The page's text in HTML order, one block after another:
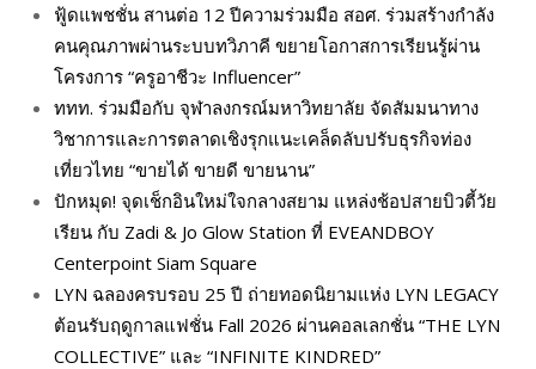
ฟู้ดแพชชั่น สานต่อ 12 ปีความร่วมมือ สอศ. ร่วมสร้างกำลัง
คนคุณภาพผ่านระบบทวิภาคี ขยายโอกาสการเรียนรู้ผ่าน
โครงการ “ครูอาชีวะ Influencer”
ททท. ร่วมมือกับ จุฬาลงกรณ์มหาวิทยาลัย จัดสัมมนาทาง
วิชาการและการตลาดเชิงรุกแนะเคล็ดลับปรับธุรกิจท่อง
เที่ยวไทย “ขายได้ ขายดี ขายนาน”
ปักหมุด! จุดเช็กอินใหม่ใจกลางสยาม แหล่งช้อปสายบิวตี้วัย
เรียน กับ Zadi & Jo Glow Station ที่ EVEANDBOY
Centerpoint Siam Square
LYN ฉลองครบรอบ 25 ปี ถ่ายทอดนิยามแห่ง LYN LEGACY
ต้อนรับฤดูกาลแฟชั่น Fall 2026 ผ่านคอลเลกชั่น “THE LYN
COLLECTIVE” และ “INFINITE KINDRED”